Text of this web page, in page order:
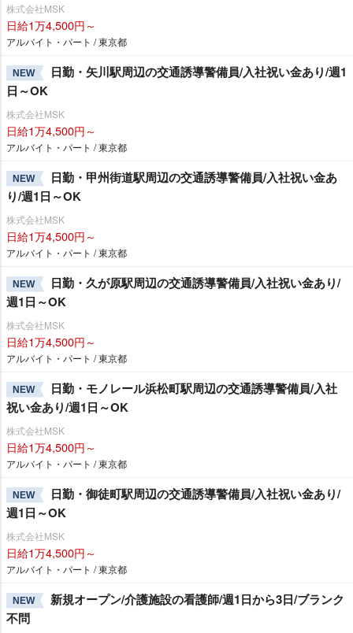
株式会社MSK
日給1万4,500円～
アルバイト・パート / 東京都
NEW
日勤・矢川駅周辺の交通誘導警備員/入社祝い金あり/週1
日～OK
株式会社MSK
日給1万4,500円～
アルバイト・パート / 東京都
NEW
日勤・甲州街道駅周辺の交通誘導警備員/入社祝い金あ
り/週1日～OK
株式会社MSK
日給1万4,500円～
アルバイト・パート / 東京都
NEW
日勤・久が原駅周辺の交通誘導警備員/入社祝い金あり/
週1日～OK
株式会社MSK
日給1万4,500円～
アルバイト・パート / 東京都
NEW
日勤・モノレール浜松町駅周辺の交通誘導警備員/入社
祝い金あり/週1日～OK
株式会社MSK
日給1万4,500円～
アルバイト・パート / 東京都
NEW
日勤・御徒町駅周辺の交通誘導警備員/入社祝い金あり/
週1日～OK
株式会社MSK
日給1万4,500円～
アルバイト・パート / 東京都
NEW
新規オープン/介護施設の看護師/週1日から3日/ブランク
不問